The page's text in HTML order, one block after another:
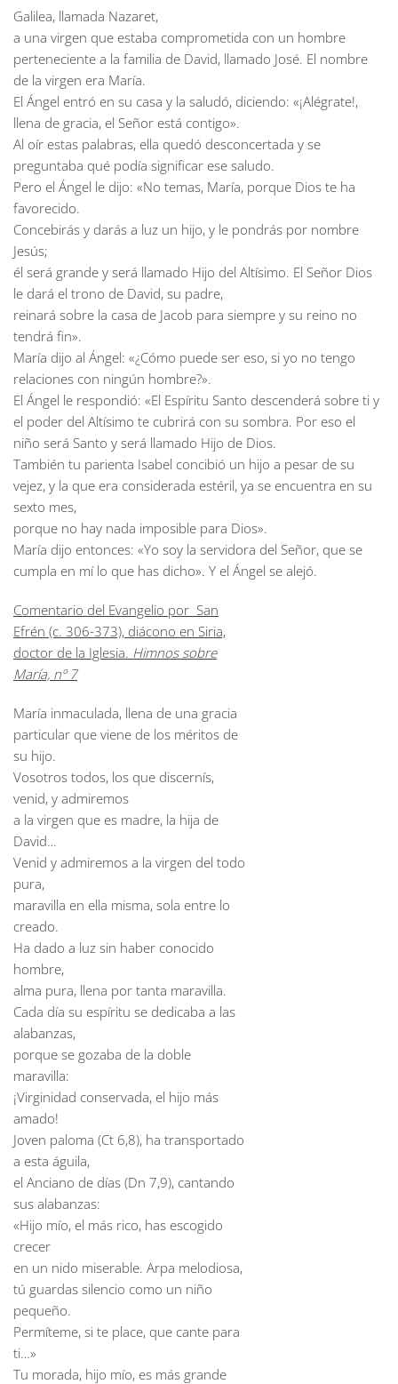
Galilea, llamada Nazaret,
a una virgen que estaba comprometida con un hombre
perteneciente a la familia de David, llamado José. El nombre
de la virgen era María.
El Ángel entró en su casa y la saludó, diciendo: «¡Alégrate!,
llena de gracia, el Señor está contigo».
Al oír estas palabras, ella quedó desconcertada y se
preguntaba qué podía significar ese saludo.
Pero el Ángel le dijo: «No temas, María, porque Dios te ha
favorecido.
Concebirás y darás a luz un hijo, y le pondrás por nombre
Jesús;
él será grande y será llamado Hijo del Altísimo. El Señor Dios
le dará el trono de David, su padre,
reinará sobre la casa de Jacob para siempre y su reino no
tendrá fin».
María dijo al Ángel: «¿Cómo puede ser eso, si yo no tengo
relaciones con ningún hombre?».
El Ángel le respondió: «El Espíritu Santo descenderá sobre ti y
el poder del Altísimo te cubrirá con su sombra. Por eso el
niño será Santo y será llamado Hijo de Dios.
También tu parienta Isabel concibió un hijo a pesar de su
vejez, y la que era considerada estéril, ya se encuentra en su
sexto mes,
porque no hay nada imposible para Dios».
María dijo entonces: «Yo soy la servidora del Señor, que se
cumpla en mí lo que has dicho». Y el Ángel se alejó.
Comentario del Evangelio por San
Efrén (c. 306-373), diácono en Siria,
doctor de la Iglesia. Himnos sobre
María, nº 7
María inmaculada, llena de una gracia
particular que viene de los méritos de
su hijo.
Vosotros todos, los que discernís,
venid, y admiremos
a la virgen que es madre, la hija de
David…
Venid y admiremos a la virgen del todo
pura,
maravilla en ella misma, sola entre lo
creado.
Ha dado a luz sin haber conocido
hombre,
alma pura, llena por tanta maravilla.
Cada día su espíritu se dedicaba a las
alabanzas,
porque se gozaba de la doble
maravilla:
¡Virginidad conservada, el hijo más
amado!
Joven paloma (Ct 6,8), ha transportado
a esta águila,
el Anciano de días (Dn 7,9), cantando
sus alabanzas:
«Hijo mío, el más rico, has escogido
crecer
en un nido miserable. Arpa melodiosa,
tú guardas silencio como un niño
pequeño.
Permíteme, si te place, que cante para
ti…»
Tu morada, hijo mío, es más grande